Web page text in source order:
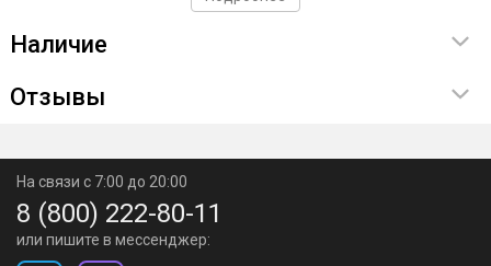
Наличие
Отзывы
На связи с 7:00 до 20:00
8 (800) 222-80-11
или пишите в мессенджер: